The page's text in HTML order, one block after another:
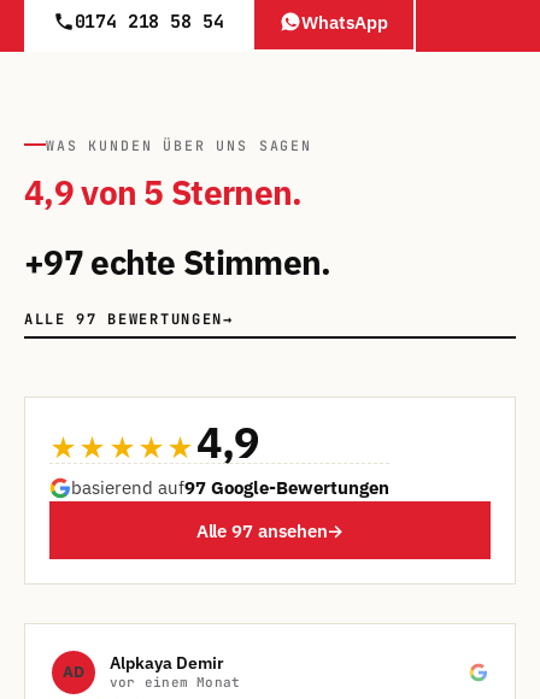
0174 218 58 54 WhatsApp
WAS KUNDEN ÜBER UNS SAGEN
4,9 von 5 Sternen.
+97 echte Stimmen.
ALLE 97 BEWERTUNGEN→
★★★★★4,9
basierend auf97 Google-Bewertungen
Alle 97 ansehen→
AD Alpkaya Demir
vor einem Monat